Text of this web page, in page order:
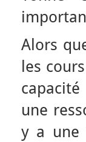
Alors
les
une
y a une